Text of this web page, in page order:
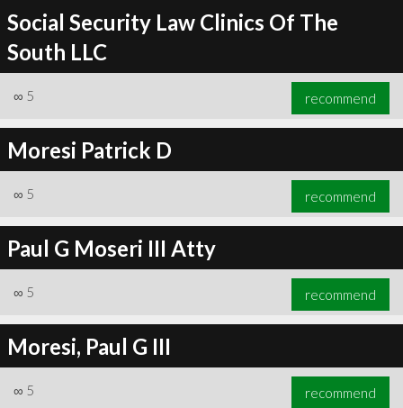
Social Security Law Clinics Of The
South LLC
∞ 5 recommend
Moresi Patrick D
∞ 5 recommend
Paul G Moseri III Atty
∞ 5 recommend
Moresi, Paul G III
∞ 5 recommend